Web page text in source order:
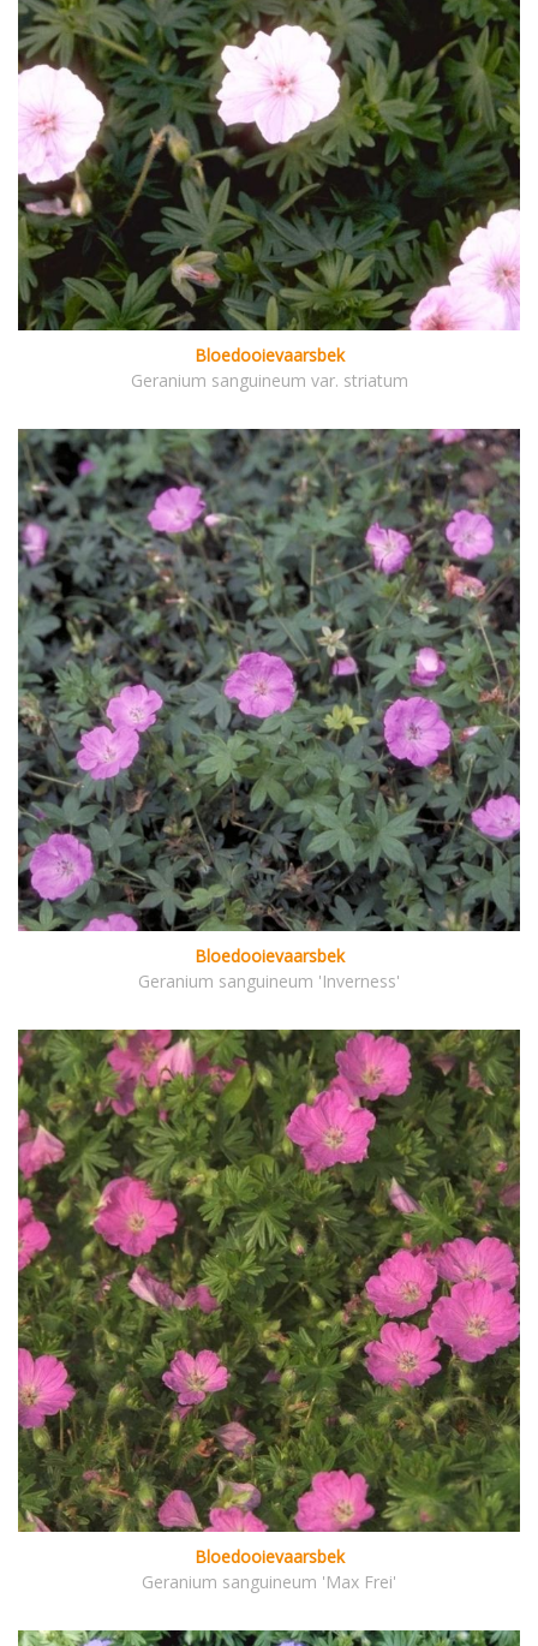
Bloedooievaarsbek
Geranium sanguineum var. striatum
Bloedooievaarsbek
Geranium sanguineum 'Inverness'
Bloedooievaarsbek
Geranium sanguineum 'Max Frei'